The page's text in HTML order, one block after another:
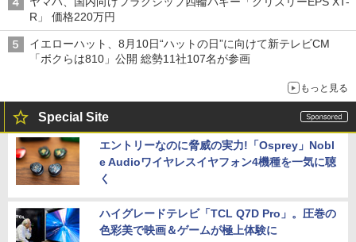
R」 価格220万円
イエローハット、8月10日“ハットの日”に向けて新テレビCM
「ボクらは810」公開 総勢11社107名が参画
もっと見る
Special Site
エントリーなのに脅威の実力!「Osprey」Nobl
e Audioワイヤレスイヤフォン4機種を一気に聴
く
ハイグレードテレビ「TCL Q7D Pro」。圧巻の
色彩美で映画＆ゲームが極上体験に